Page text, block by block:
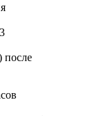
после